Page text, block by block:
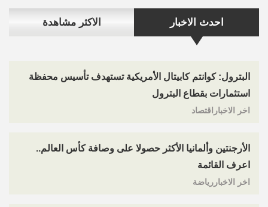
احدث الاخبار الاكثر مشاهدة
البترول: كوانتم كابيتال الأمريكية تستهدف تأسيس محفظة
استثمارات بقطاع البترول
اخر الاخباراقتصاد
الأرجنتين وألمانيا الأكثر حصولا على وصافة كأس العالم..
اعرف القائمة
اخر الاخباررياضة